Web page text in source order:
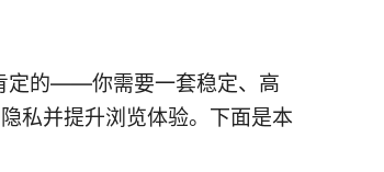
定的——你需要一套稳定、高
私并提升浏览体验。下面是本